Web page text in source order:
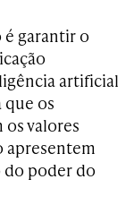
garantir o
artificial
que os
valores
apresentem
do poder do